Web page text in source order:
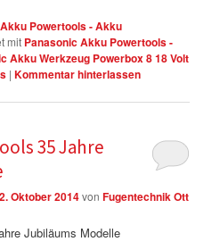
Powertools - Akku
mit Panasonic Akku Powertools -
Akku Werkzeug Powerbox 8 18 Volt
|Kommentar hinterlassen
35 Jahre
Oktober 2014vonFugentechnik Ott
Jubiläums Modelle